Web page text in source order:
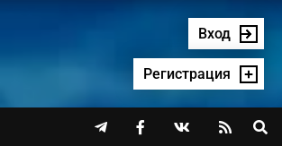
Вход
Регистрация
   